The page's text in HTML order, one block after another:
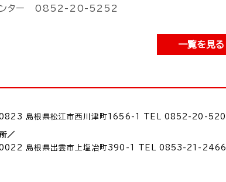
ンター 0852-20-5252
一覧を見る
島根県松江市西川津町1656-1 TEL 0852-20-
／
島根県出雲市上塩冶町390-1 TEL 0853-21-